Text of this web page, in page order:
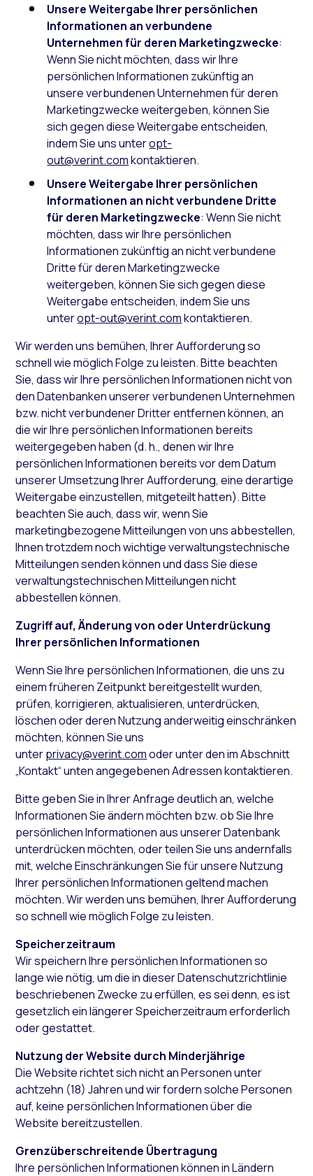
Unsere Weitergabe Ihrer persönlichen
Informationen an verbundene
Unternehmen für deren Marketingzwecke:
Wenn Sie nicht möchten, dass wir Ihre
persönlichen Informationen zukünftig an
unsere verbundenen Unternehmen für deren
Marketingzwecke weitergeben, können Sie
sich gegen diese Weitergabe entscheiden,
indem Sie uns unteropt-
out@verint.comkontaktieren.
Unsere Weitergabe Ihrer persönlichen
Informationen an nicht verbundene Dritte
für deren Marketingzwecke: Wenn Sie nicht
möchten, dass wir Ihre persönlichen
Informationen zukünftig an nicht verbundene
Dritte für deren Marketingzwecke
weitergeben, können Sie sich gegen diese
Weitergabe entscheiden, indem Sie uns
unteropt-out@verint.comkontaktieren.
Wir werden uns bemühen, Ihrer Aufforderung so
schnell wie möglich Folge zu leisten. Bitte beachten
Sie, dass wir Ihre persönlichen Informationen nicht von
den Datenbanken unserer verbundenen Unternehmen
bzw. nicht verbundener Dritter entfernen können, an
die wir Ihre persönlichen Informationen bereits
weitergegeben haben (d. h., denen wir Ihre
persönlichen Informationen bereits vor dem Datum
unserer Umsetzung Ihrer Aufforderung, eine derartige
Weitergabe einzustellen, mitgeteilt hatten). Bitte
beachten Sie auch, dass wir, wenn Sie
marketingbezogene Mitteilungen von uns abbestellen,
Ihnen trotzdem noch wichtige verwaltungstechnische
Mitteilungen senden können und dass Sie diese
verwaltungstechnischen Mitteilungen nicht
abbestellen können.
Zugriff auf, Änderung von oder Unterdrückung
Ihrer persönlichen Informationen
Wenn Sie Ihre persönlichen Informationen, die uns zu
einem früheren Zeitpunkt bereitgestellt wurden,
prüfen, korrigieren, aktualisieren, unterdrücken,
löschen oder deren Nutzung anderweitig einschränken
möchten, können Sie uns
unterprivacy@verint.comoder unter den im Abschnitt
„Kontakt“ unten angegebenen Adressen kontaktieren.
Bitte geben Sie in Ihrer Anfrage deutlich an, welche
Informationen Sie ändern möchten bzw. ob Sie Ihre
persönlichen Informationen aus unserer Datenbank
unterdrücken möchten, oder teilen Sie uns andernfalls
mit, welche Einschränkungen Sie für unsere Nutzung
Ihrer persönlichen Informationen geltend machen
möchten. Wir werden uns bemühen, Ihrer Aufforderung
so schnell wie möglich Folge zu leisten.
Speicherzeitraum
Wir speichern Ihre persönlichen Informationen so
lange wie nötig, um die in dieser Datenschutzrichtlinie
beschriebenen Zwecke zu erfüllen, es sei denn, es ist
gesetzlich ein längerer Speicherzeitraum erforderlich
oder gestattet.
Nutzung der Website durch Minderjährige
Die Website richtet sich nicht an Personen unter
achtzehn (18) Jahren und wir fordern solche Personen
auf, keine persönlichen Informationen über die
Website bereitzustellen.
Grenzüberschreitende Übertragung
Ihre persönlichen Informationen können in Ländern